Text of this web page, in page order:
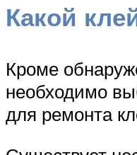
Какой
Кроме
необходимо
для ремонта